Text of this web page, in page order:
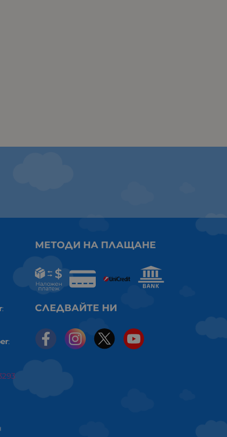
:
:
МЕТОДИ НА ПЛАЩАНЕ
СЛЕДВАЙТЕ НИ